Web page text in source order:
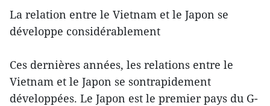
La relation entre le Vietnam et le Japon se
développe considérablement
Ces dernières années, les relations entre le
Vietnam et le Japon se sontrapidement
développées. Le Japon est le premier pays du G-